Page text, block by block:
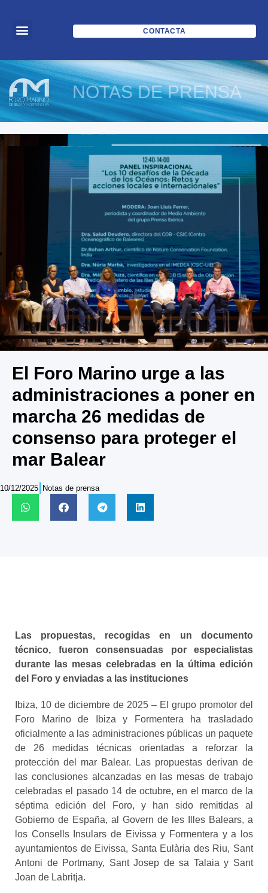
CONTACTA
NOTAS DE PRENSA
El Foro Marino urge a las
administraciones a poner en
marcha 26 medidas de
consenso para proteger el
mar Balear
10/12/2025 Notas de prensa
Las propuestas, recogidas en un documento
técnico, fueron consensuadas por especialistas
durante las mesas celebradas en la última edición
del Foro y enviadas a las instituciones
Ibiza, 10 de diciembre de 2025 – El grupo promotor del
Foro Marino de Ibiza y Formentera ha trasladado
oficialmente a las administraciones públicas un paquete
de 26 medidas técnicas orientadas a reforzar la
protección del mar Balear. Las propuestas derivan de
las conclusiones alcanzadas en las mesas de trabajo
celebradas el pasado 14 de octubre, en el marco de la
séptima edición del Foro, y han sido remitidas al
Gobierno de España, al Govern de les Illes Balears, a
los Consells Insulars de Eivissa y Formentera y a los
ayuntamientos de Eivissa, Santa Eulària des Riu, Sant
Antoni de Portmany, Sant Josep de sa Talaia y Sant
Joan de Labritja.